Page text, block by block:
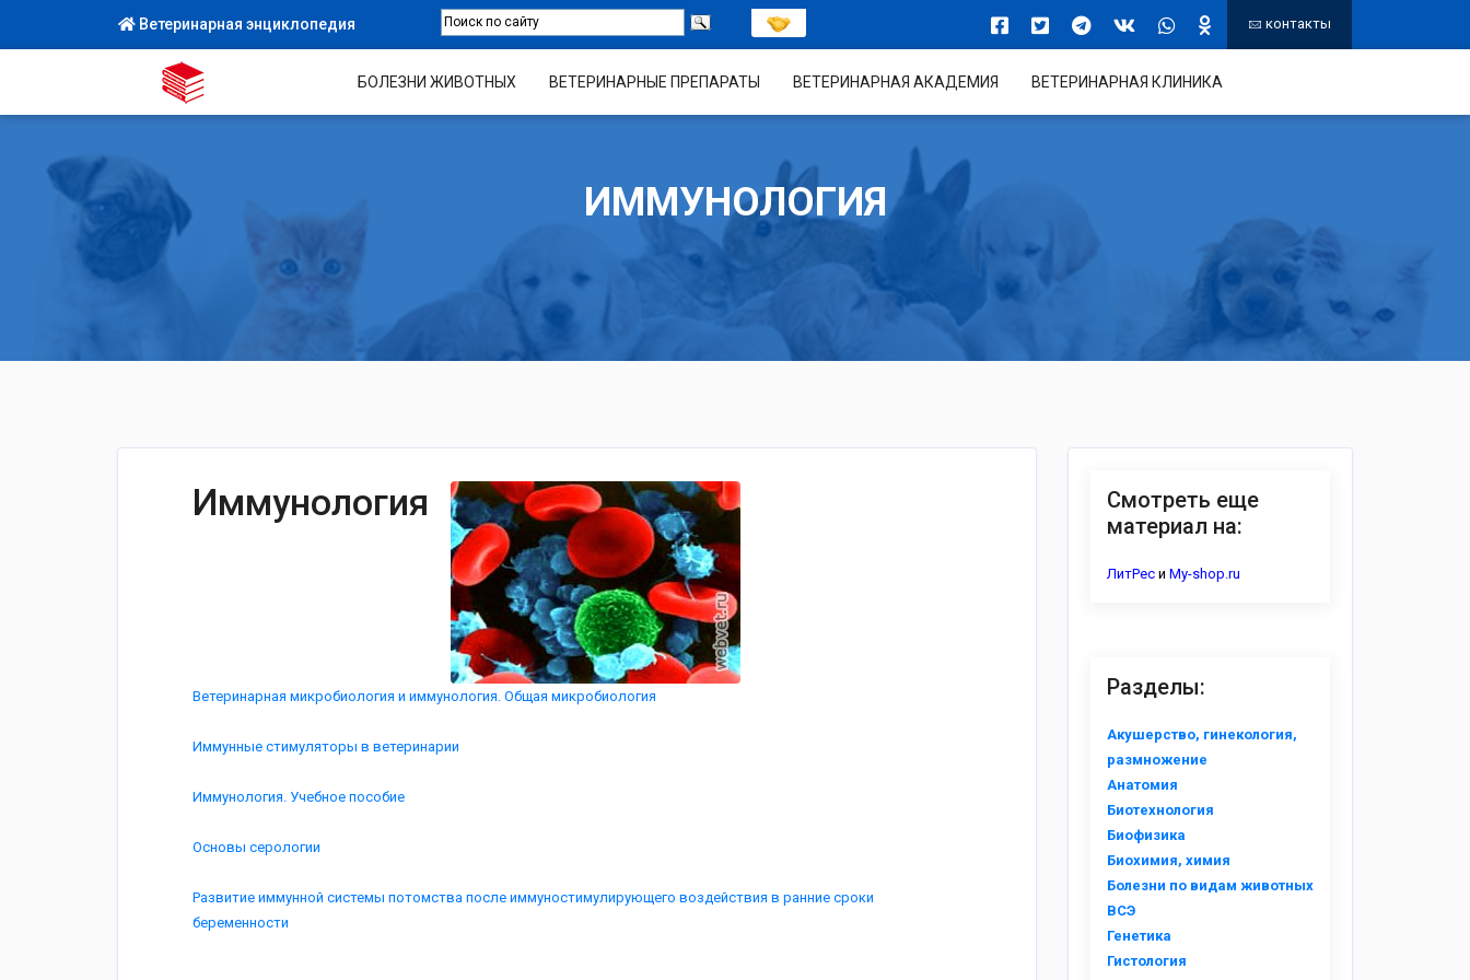
Ветеринарная энциклопедия контакты
БОЛЕЗНИ ЖИВОТНЫХ ВЕТЕРИНАРНЫЕ ПРЕПАРАТЫ ВЕТЕРИНАРНАЯ АКАДЕМИЯ ВЕТЕРИНАРНАЯ КЛИНИКА
ИММУНОЛОГИЯ
Иммунология
Ветеринарная микробиология и иммунология. Общая микробиология
Иммунные стимуляторы в ветеринарии
Иммунология. Учебное пособие
Основы серологии
Развитие иммунной системы потомства после иммуностимулирующего воздействия в ранние сроки
беременности
Смотреть еще
материал на:
ЛитРеси My-shop.ru
Разделы:
Акушерство, гинекология,
размножение
Анатомия
Биотехнология
Биофизика
Биохимия, химия
Болезни по видам животных
ВСЭ
Генетика
Гистология